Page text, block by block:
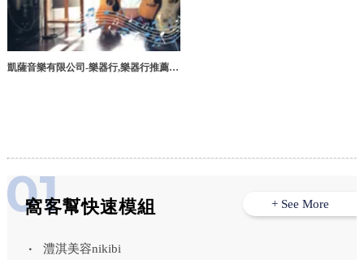
凱薩音樂有限公司-樂器行,樂器行推薦,
窩客幫快速模組
澧淇美容nikibi
+ See More